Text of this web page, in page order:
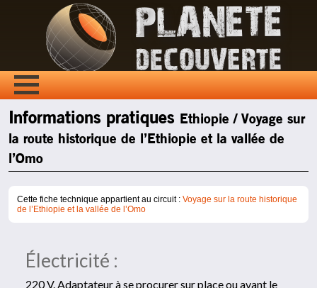
Informations pratiques Ethiopie / Voyage sur
la route historique de l’Ethiopie et la vallée de
l’Omo
Cette fiche technique appartient au circuit :Voyage sur la route historique
de l’Ethiopie et la vallée de l’Omo
Électricité :
220 V. Adaptateur à se procurer sur place ou avant le